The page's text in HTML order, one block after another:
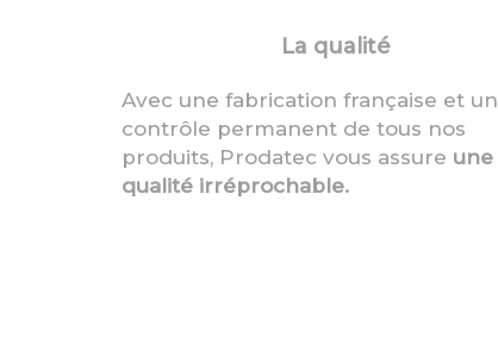
La qualité
Avec une fabrication française et un
contrôle permanent de tous nos
produits, Prodatec vous assure une
qualité irréprochable.